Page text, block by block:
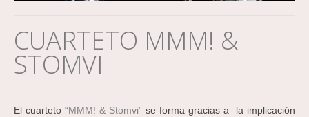
CUARTETO MMM! &
STOMVI
El cuarteto “MMM! & Stomvi” se forma gracias a la implicación